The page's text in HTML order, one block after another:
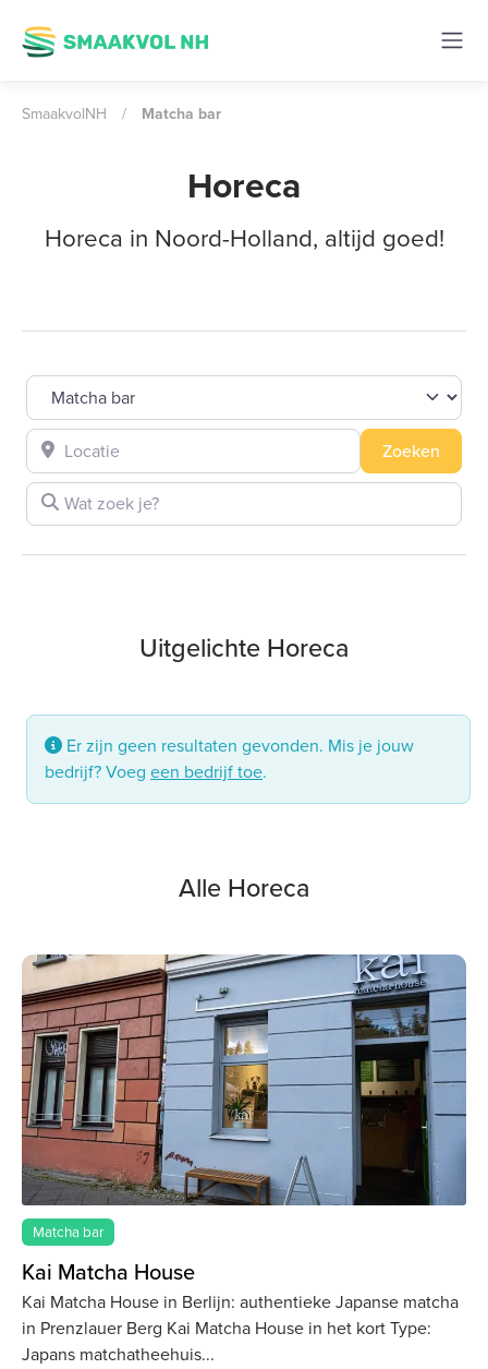
SmaakvolNH / Matcha bar
Horeca
Horeca in Noord-Holland, altijd goed!
Selecteer een category
Wat zoek je?
Locatie Zoeken
Uitgelichte Horeca
Er zijn geen resultaten gevonden. Mis je jouw
bedrijf? Voeg een bedrijf toe.
Alle Horeca
Matcha bar
Kai Matcha House
Kai Matcha House in Berlijn: authentieke Japanse matcha
in Prenzlauer Berg Kai Matcha House in het kort Type:
Japans matchatheehuis